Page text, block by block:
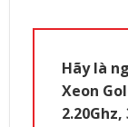
Hãy là
Xeon
2.20Ghz,